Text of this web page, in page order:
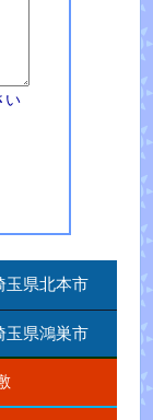
い
県北本市
県鴻巣市